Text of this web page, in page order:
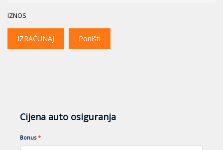
IZNOS
IZRAČUNAJ Poništi
Cijena auto osiguranja
Bonus *